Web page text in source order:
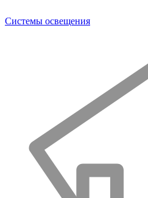
Системы освещения